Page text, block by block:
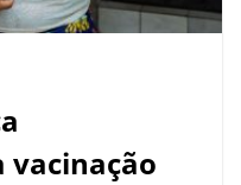
vacinação